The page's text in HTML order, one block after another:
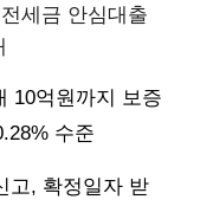
세금 안심대출
10억원까지 보증
수준
고, 확정일자 받